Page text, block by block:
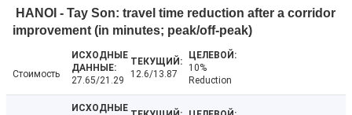
HANOI - Tay Son: travel time reduction after a corridor
improvement (in minutes; peak/off-peak)
Стоимость
27.65/21.29
12.6/13.87
10%
Reduction